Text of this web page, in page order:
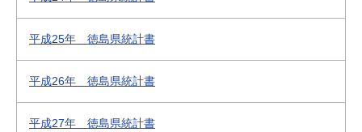
平成25年 徳島県統計書
平成26年 徳島県統計書
平成27年 徳島県統計書